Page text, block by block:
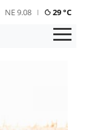
NE 9.08 29 °C